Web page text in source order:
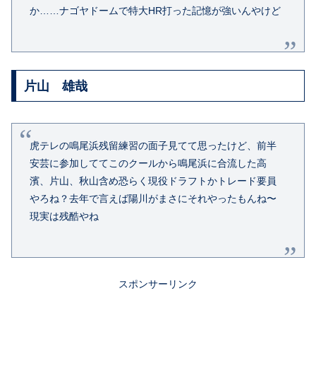
か……ナゴヤドームで特大HR打った記憶が強いんやけど
片山 雄哉
虎テレの鳴尾浜残留練習の面子見てて思ったけど、前半
安芸に参加しててこのクールから鳴尾浜に合流した高
濱 、片山、秋山含め恐らく現役ドラフトかトレード要員
やろね？去年で言えば陽川がまさにそれやったもんね〜
現実は残酷やね
スポンサーリンク